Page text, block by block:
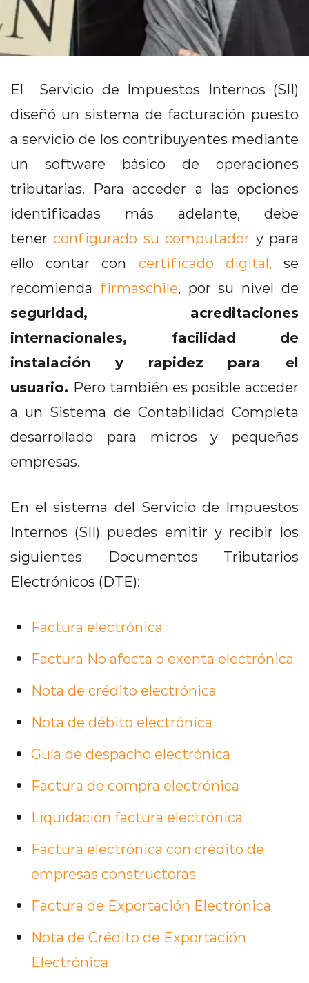
Contacto
El Servicio de Impuestos Internos (SII)
diseñó un sistema de facturación puesto
a servicio de los contribuyentes mediante
un software básico de operaciones
tributarias. Para acceder a las opciones
identificadas más adelante, debe
tenerconfigurado su computador y para
ello contar con certificado digital,se
recomienda firmaschile, por su nivel de
seguridad, acreditaciones
internacionales, facilidad de
instalación y rapidez para el
usuario. Pero también es posible acceder
a un Sistema de Contabilidad Completa
desarrollado para micros y pequeñas
empresas.
En el sistema del Servicio de Impuestos
Internos (SII) puedes emitir y recibir los
siguientes Documentos Tributarios
Electrónicos (DTE):
Factura electrónica
Factura No afecta o exenta electrónica
Nota de crédito electrónica
Nota de débito electrónica
Guía de despacho electrónica
Factura de compra electrónica
Liquidación factura electrónica
Factura electrónica con crédito de
empresas constructoras
Factura de Exportación Electrónica
Nota de Crédito de Exportación
Electrónica